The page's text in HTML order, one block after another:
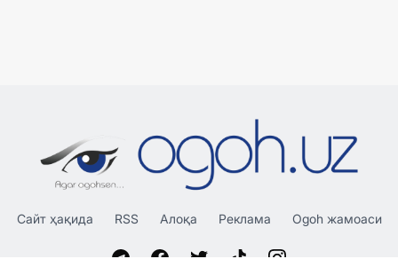
Сайт ҳақида RSS Алоқа Реклама Ogoh жамоаси